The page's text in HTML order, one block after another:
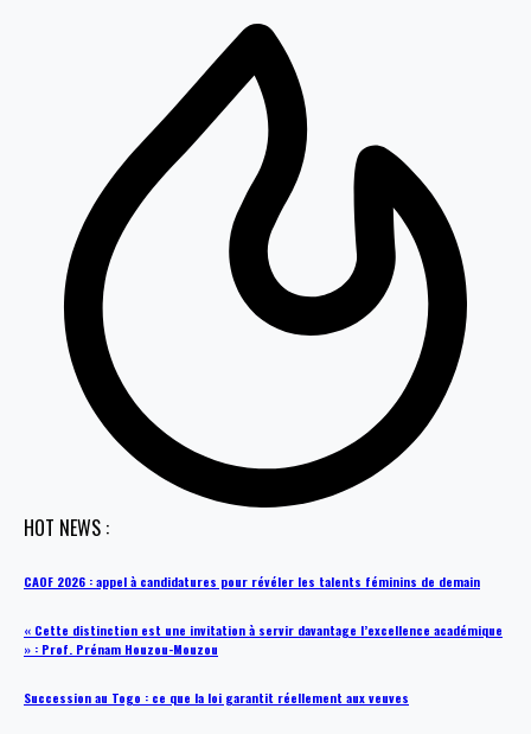
HOT NEWS :
CAOF 2026 : appel à candidatures pour révéler les talents féminins de demain
« Cette distinction est une invitation à servir davantage l’excellence académique
» : Prof. Prénam Houzou-Mouzou
Succession au Togo : ce que la loi garantit réellement aux veuves